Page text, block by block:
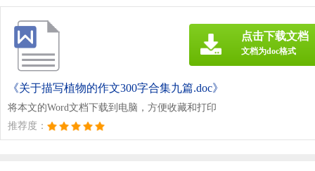
《关于描写植物的作文300字合集九篇.doc》
将本文的Word文档下载到电脑，方便收藏和打印
推荐度：
点击下载文档
文档为doc格式